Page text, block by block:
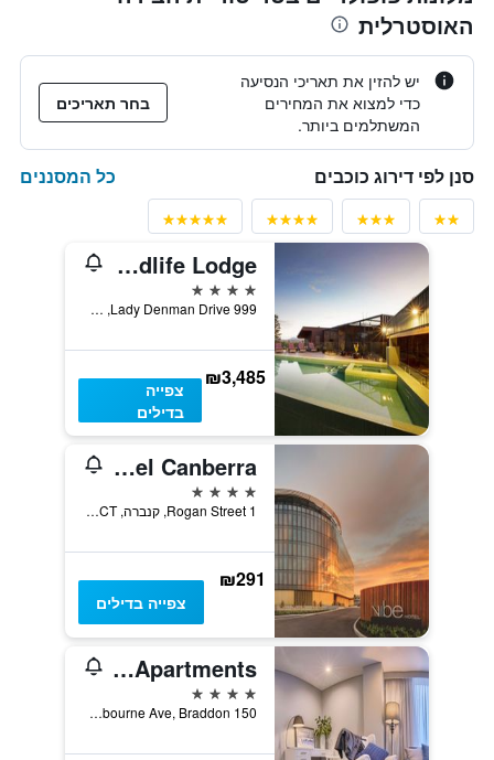
האוסטרלית
יש להזין את תאריכי הנסיעה
כדי למצוא את המחירים
המשתלמים ביותר.
בחר תאריכים
סנן לפי דירוג כוכבים כל המסננים
Jamala Wildlife Lodge
4 כוכבים
999 Lady Denman Drive, קנברה, ACT, אוסטרליה
₪3,485
צפייה
בדילים
Vibe Hotel Canberra
4 כוכבים
1 Rogan Street, קנברה, ACT, אוסטרליה
₪291
צפייה בדילים
Canberra Rex Hotel & Serviced Apartments
4 כוכבים
150 Northbourne Ave, Braddon, קנברה, ACT, אוסטרליה